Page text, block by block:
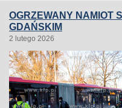
OGRZEWANY NAMIOT
GDAŃSKIM
2 lutego 2026